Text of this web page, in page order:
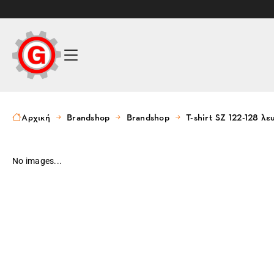
Αρχική Brandshop Brandshop T-shirt SZ 122-128
No images...